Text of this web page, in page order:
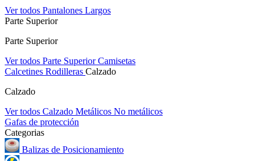
Ver todos Pantalones Largos
Parte Superior
Parte Superior
Ver todos Parte SuperiorCamisetas
Calcetines Rodilleras Calzado
Calzado
Ver todos Calzado Metálicos No metálicos
Gafas de protección
Categorias
Balizas de Posicionamiento